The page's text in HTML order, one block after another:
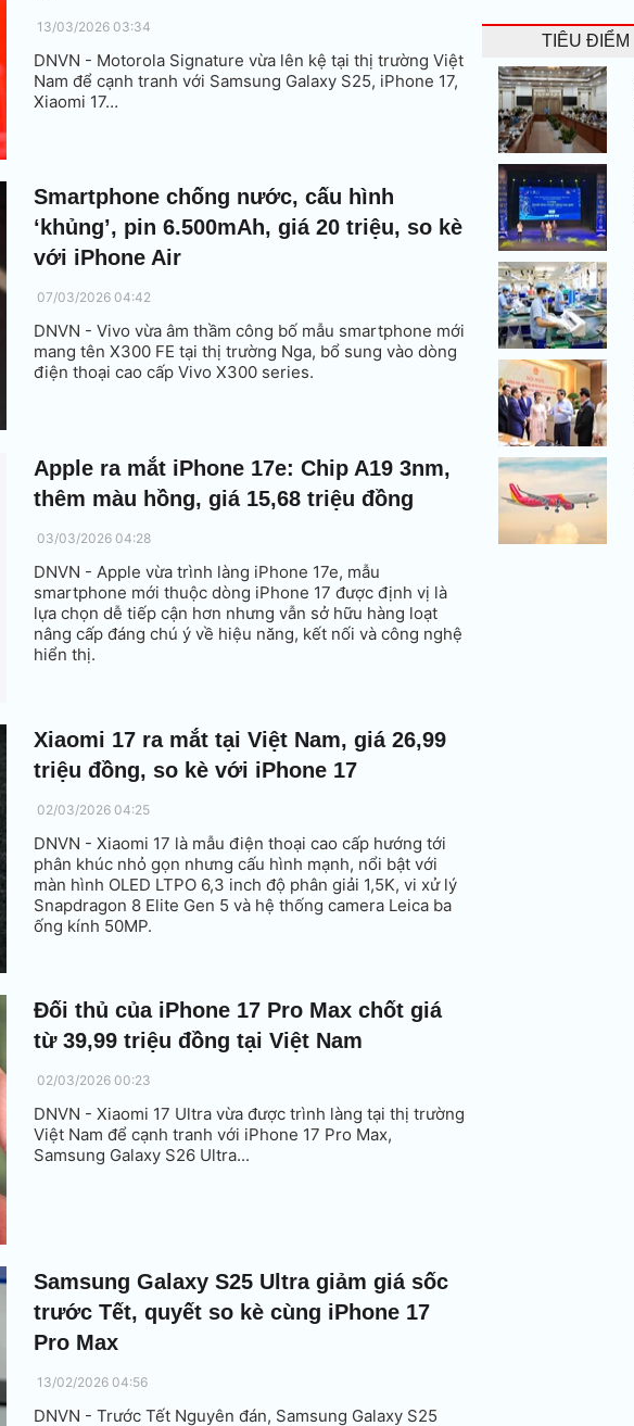
13/03/2026 03:34
DNVN - Motorola Signature vừa lên kệ tại thị trường Việt
Nam để cạnh tranh với Samsung Galaxy S25, iPhone 17,
Xiaomi 17…
Smartphone chống nước, cấu hình
‘khủng’, pin 6.500mAh, giá 20 triệu, so kè
với iPhone Air
07/03/2026 04:42
DNVN - Vivo vừa âm thầm công bố mẫu smartphone mới
mang tên X300 FE tại thị trường Nga, bổ sung vào dòng
điện thoại cao cấp Vivo X300 series.
Apple ra mắt iPhone 17e: Chip A19 3nm,
thêm màu hồng, giá 15,68 triệu đồng
03/03/2026 04:28
DNVN - Apple vừa trình làng iPhone 17e, mẫu
smartphone mới thuộc dòng iPhone 17 được định vị là
lựa chọn dễ tiếp cận hơn nhưng vẫn sở hữu hàng loạt
nâng cấp đáng chú ý về hiệu năng, kết nối và công nghệ
hiển thị.
Xiaomi 17 ra mắt tại Việt Nam, giá 26,99
triệu đồng, so kè với iPhone 17
02/03/2026 04:25
DNVN - Xiaomi 17 là mẫu điện thoại cao cấp hướng tới
phân khúc nhỏ gọn nhưng cấu hình mạnh, nổi bật với
màn hình OLED LTPO 6,3 inch độ phân giải 1,5K, vi xử lý
Snapdragon 8 Elite Gen 5 và hệ thống camera Leica ba
ống kính 50MP.
Đối thủ của iPhone 17 Pro Max chốt giá
từ 39,99 triệu đồng tại Việt Nam
02/03/2026 00:23
DNVN - Xiaomi 17 Ultra vừa được trình làng tại thị trường
Việt Nam để cạnh tranh với iPhone 17 Pro Max,
Samsung Galaxy S26 Ultra...
Samsung Galaxy S25 Ultra giảm giá sốc
trước Tết, quyết so kè cùng iPhone 17
Pro Max
13/02/2026 04:56
DNVN - Trước Tết Nguyên đán, Samsung Galaxy S25
TIÊU ĐIỂM